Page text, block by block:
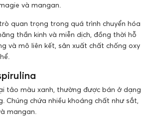
và mangan.
quan trọng trong quá trình chuyển hóa
thần kinh và miễn dịch, đồng thời hỗ
và mô liên kết, sản xuất chất chống oxy
tảo màu xanh, thường được bán ở dạng
Chúng chứa nhiều khoáng chất như sắt,
mangan.